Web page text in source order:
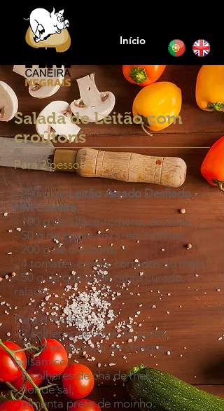
Início
Salada de Leitão com
croûtons
Para 2 pessoas
- 200 g de Leitão Assado Desfiado
HM Caneira;
- 100 g de alface-romana, em tiras;
- 50 g de couve-roxa, em tirinhas;
- 200 g de croûtons;
- 4 tomates-cereja, cortados ao meio;
- 50 g de queijo de cabra curado,
ralado.
Para o molho:
- 2 colheres de sopa de azeite;
- 1 colher de sopa de vinagre
balsâmico;
- 2 colheres de chá de mel;
- flor de sal;
- pimenta preta de moinho.